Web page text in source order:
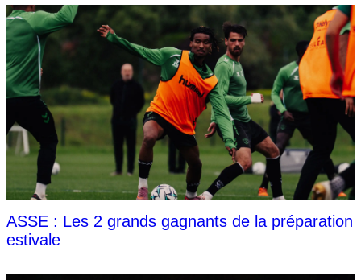
ASSE : Les 2 grands gagnants de la préparation
estivale